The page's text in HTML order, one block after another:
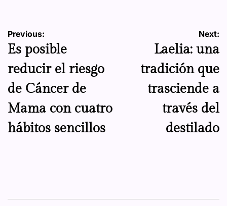
Navegación
de
entradas
Previous:
Es posible
reducir el riesgo
de Cáncer de
Mama con cuatro
hábitos sencillos
Next:
Laelia: una
tradición que
trasciende a
través del
destilado